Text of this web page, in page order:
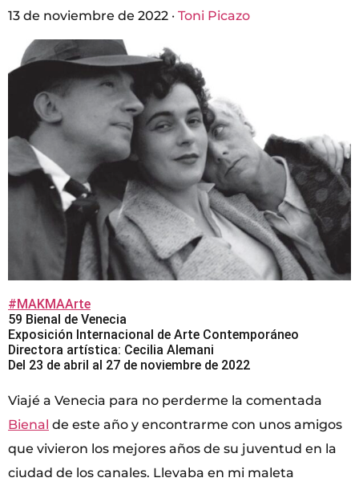
13 de noviembre de 2022 · Toni Picazo
#MAKMAArte
59 Bienal de Venecia
Exposición Internacional de Arte Contemporáneo
Directora artística: Cecilia Alemani
Del 23 de abril al 27 de noviembre de 2022
Viajé a Venecia para no perderme la comentada
Bienal de este año y encontrarme con unos amigos
que vivieron los mejores años de su juventud en la
ciudad de los canales. Llevaba en mi maleta